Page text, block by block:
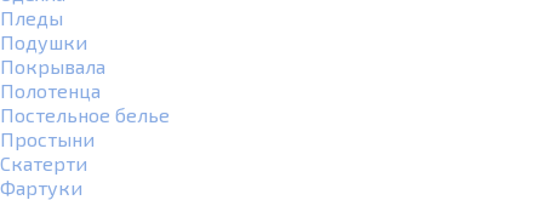
Пледы
Подушки
Покрывала
Полотенца
Постельное белье
Простыни
Скатерти
Фартуки